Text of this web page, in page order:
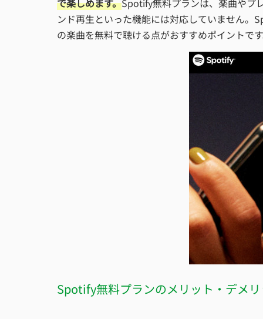
で楽しめます。Spotify無料プランは、楽曲やプ
ンド再生といった機能には対応していません。
の楽曲を無料で聴ける点がおすすめポイントで
Spotify無料プランのメリット・デメ